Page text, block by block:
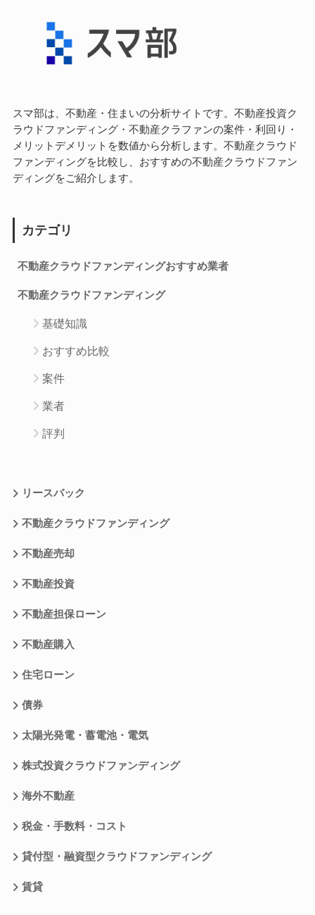
スマ部は、不動産・住まいの分析サイトです。不動産投資ク
ラウドファンディング・不動産クラファンの案件・利回り・
メリットデメリットを数値から分析します。不動産クラウド
ファンディングを比較し、おすすめの不動産クラウドファン
ディングをご紹介します。
カテゴリ
不動産クラウドファンディングおすすめ業者
不動産クラウドファンディング
基礎知識
おすすめ比較
案件
業者
評判
リースバック
不動産クラウドファンディング
不動産売却
不動産投資
不動産担保ローン
不動産購入
住宅ローン
債券
太陽光発電・蓄電池・電気
株式投資クラウドファンディング
海外不動産
税金・手数料・コスト
貸付型・融資型クラウドファンディング
賃貸